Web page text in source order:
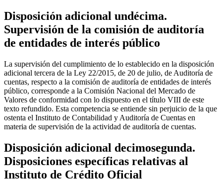
Disposición adicional undécima.
Supervisión de la comisión de auditoría
de entidades de interés público
La supervisión del cumplimiento de lo establecido en la disposición
adicional tercera de la Ley 22/2015, de 20 de julio, de Auditoría de
cuentas, respecto a la comisión de auditoría de entidades de interés
público, corresponde a la Comisión Nacional del Mercado de
Valores de conformidad con lo dispuesto en el título VIII de este
texto refundido. Esta competencia se entiende sin perjuicio de la que
ostenta el Instituto de Contabilidad y Auditoría de Cuentas en
materia de supervisión de la actividad de auditoría de cuentas.
Disposición adicional decimosegunda.
Disposiciones específicas relativas al
Instituto de Crédito Oficial